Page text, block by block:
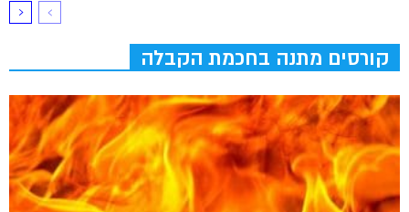
קורסים מתנה בחכמת הקבלה